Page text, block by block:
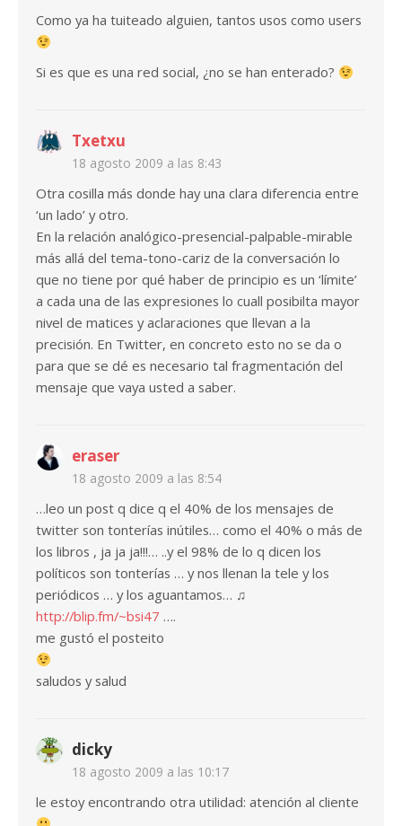
Como ya ha tuiteado alguien, tantos usos como users
Si es que es una red social, ¿no se han enterado?
Txetxu
18 agosto 2009 a las 8:43
Otra cosilla más donde hay una clara diferencia entre
‘un lado’ y otro.
En la relación analógico-presencial-palpable-mirable
más allá del tema-tono-cariz de la conversación lo
que no tiene por qué haber de principio es un ‘límite’
a cada una de las expresiones lo cuall posibilta mayor
nivel de matices y aclaraciones que llevan a la
precisión. En Twitter, en concreto esto no se da o
para que se dé es necesario tal fragmentación del
mensaje que vaya usted a saber.
eraser
18 agosto 2009 a las 8:54
…leo un post q dice q el 40% de los mensajes de
twitter son tonterías inútiles… como el 40% o más de
los libros , ja ja ja!!!… ..y el 98% de lo q dicen los
políticos son tonterías … y nos llenan la tele y los
periódicos … y los aguantamos… ♫
http://blip.fm/~bsi47 ….
me gustó el posteito
saludos y salud
dicky
18 agosto 2009 a las 10:17
le estoy encontrando otra utilidad: atención al cliente